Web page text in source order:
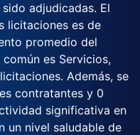
adjudicadas. El
licitaciones es de
promedio del
es Servicios,
Además, se
contratantes y 0
significativa en
un nivel saludable de